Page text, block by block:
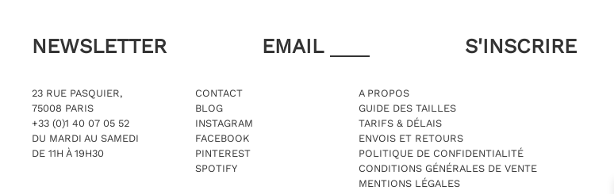
NEWSLETTER EMAIL
23 RUE PASQUIER,
75008 PARIS
+33 (0)1 40 07 05 52
DU MARDI AU SAMEDI
DE 11H À 19H30
CONTACT
BLOG
INSTAGRAM
FACEBOOK
PINTEREST
SPOTIFY
A PROPOS
GUIDE DES TAILLES
TARIFS & DÉLAIS
ENVOIS ET RETOURS
POLITIQUE DE CONFIDENTIALITÉ
CONDITIONS GÉNÉRALES DE VENTE
MENTIONS LÉGALES